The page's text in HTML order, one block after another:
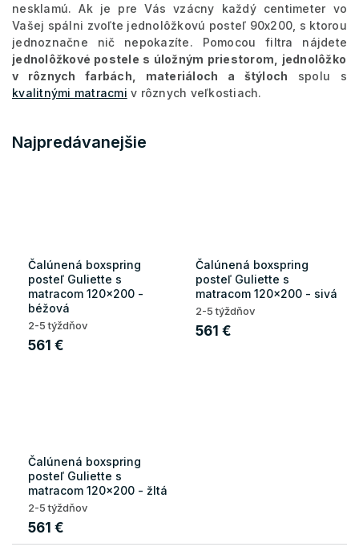
nesklamú. Ak je pre Vás vzácny každý centimeter vo
Vašej spálni zvoľte jednolôžkovú posteľ 90x200, s ktorou
jednoznačne nič nepokazíte. Pomocou filtra nájdete
jednolôžkové postele s úložným priestorom, jednolôžko
v rôznych farbách, materiáloch a štýloch spolu s
kvalitnými matracmi v rôznych veľkostiach.
Najpredávanejšie
Čalúnená boxspring
posteľ Guliette s
matracom 120x200 -
béžová
2-5 týždňov
561 €
Čalúnená boxspring
posteľ Guliette s
matracom 120x200 - sivá
2-5 týždňov
561 €
Čalúnená boxspring
posteľ Guliette s
matracom 120x200 - žltá
2-5 týždňov
561 €